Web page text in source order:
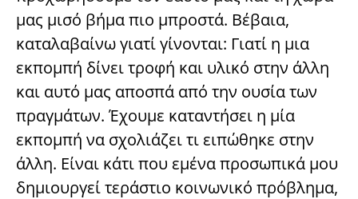
µας μισό βήμα πιο μπροστά. Βέβαια,
καταλαβαίνω γιατί γίνονται: Γιατί η μια
εκπομπή δίνει τροφή και υλικό στην άλλη
και αυτό µας αποσπά από την ουσία των
πραγμάτων. Έχουμε καταντήσει η µία
εκπομπή να σχολιάζει τι ειπώθηκε στην
άλλη. Είναι κάτι που εμένα προσωπικά µου
δημιουργεί τεράστιο κοινωνικό πρόβλημα,